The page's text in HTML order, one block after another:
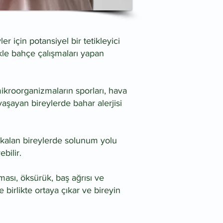
için potansiyel bir tetikleyici
bahçe çalışmaları yapan
sporları, hava
bireylerde bahar alerjisi
bireylerde solunum yolu
öksürük, baş ağrısı ve
birlikte ortaya çıkar ve bireyin